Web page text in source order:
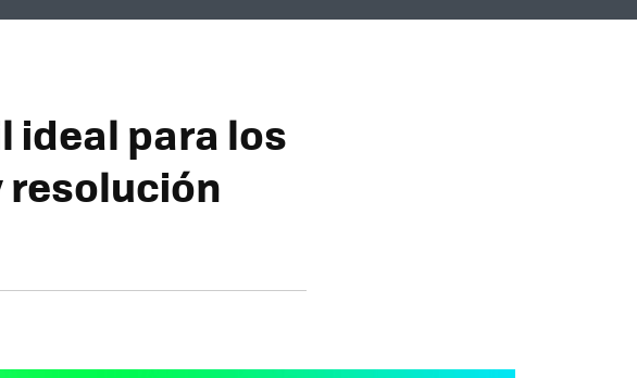
ideal para los
resolución